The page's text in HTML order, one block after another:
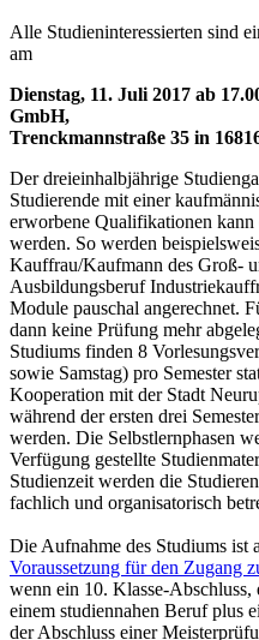
Alle Studieninteressierten sind
am
Dienstag, 11. Juli 2017 ab
GmbH,
Trenckmannstraße 35 in
Der dreieinhalbjährige
Studierende mit einer
erworbene Qualifikationen
werden. So werden
Kauffrau/Kaufmann des Groß-
Ausbildungsberuf
Module pauschal angerechnet.
dann keine Prüfung mehr
Studiums finden 8
sowie Samstag) pro Semester
Kooperation mit der Stadt
während der ersten drei
werden. Die Selbstlernphasen
Verfügung gestellte
Studienzeit werden die
fachlich und organisatorisch
Die Aufnahme des Studiums
Voraussetzung für den Zugang
wenn ein 10. Klasse-Abschluss,
einem studiennahen Beruf plus
der Abschluss einer